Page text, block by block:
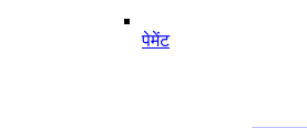
पेमेंट